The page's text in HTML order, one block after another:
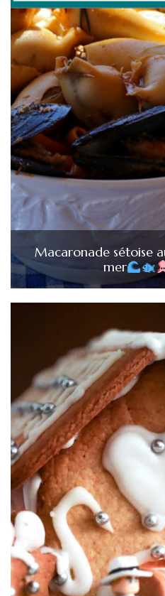
Macaronade sétoise
mer